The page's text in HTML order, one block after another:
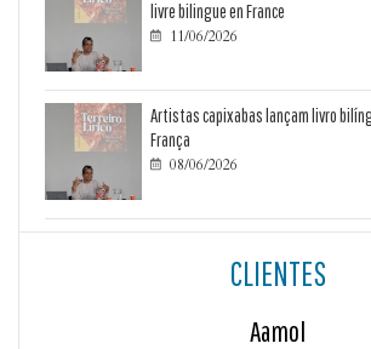
livre bilingue en France
 11/06/2026
Artistas capixabas lançam livro
França
 08/06/2026
CLIENTES
Aamol